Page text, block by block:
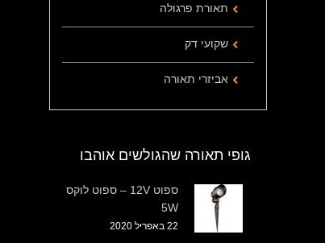
תאורת פרגולה
שקועי דק
אביזרי תאורה
גופי תאורה שהגולשים אוהבו
ספוט 12V – ספוט לוקס
5W
22 באפריל 2020